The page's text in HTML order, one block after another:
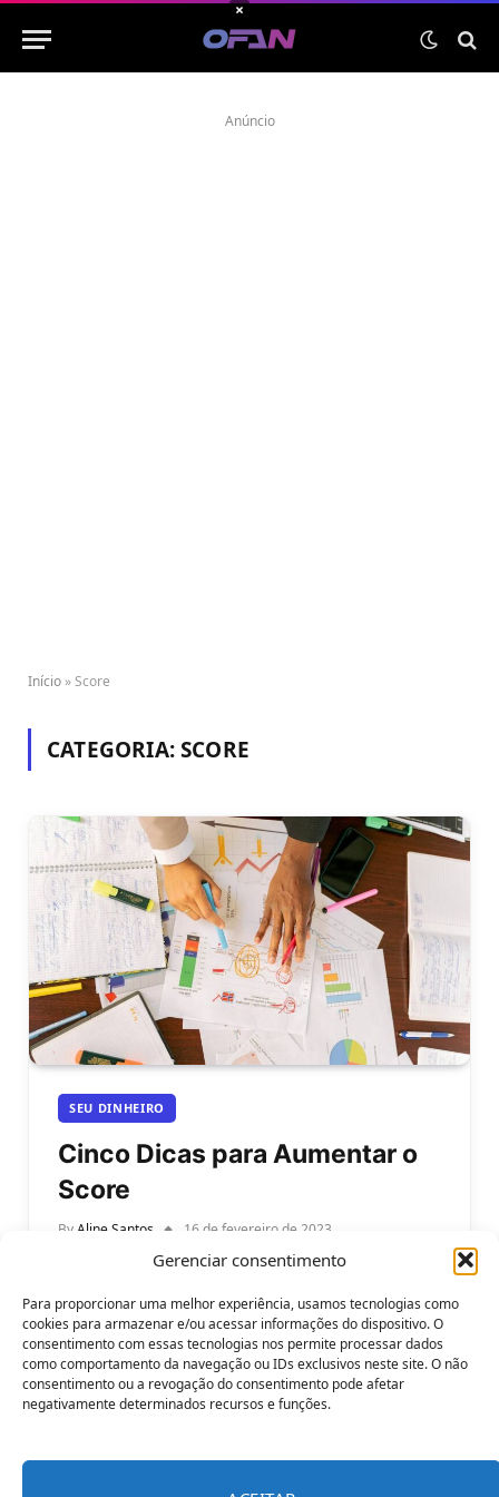
Gerenciar consentimento
Para proporcionar uma melhor experiência, usamos tecnologias como
cookies para armazenar e/ou acessar informações do dispositivo. O
consentimento com essas tecnologias nos permite processar dados
como comportamento da navegação ou IDs exclusivos neste site. O não
consentimento ou a revogação do consentimento pode afetar
negativamente determinados recursos e funções.
Anúncio
Início »Score
CATEGORIA:SCORE
SEU DINHEIRO
Cinco Dicas para Aumentar o
Score
By Aline Santos 16 de fevereiro de 2023
Cinco Dicas para Aumentar o Score Se você deseja
aumentar o score de crédito, há algumas coisas
que você pode…
×